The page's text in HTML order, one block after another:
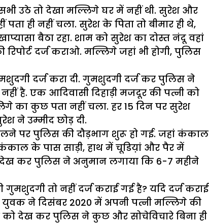
उठे तो देखा मल्लिगे घर में नहीं थी. सुरेश और
ही नहीं चला. सुरेश के पिता तो बीमार ही थे,
बैठा रहा. शाम को सुरेश का दोस्त नंदू वहां
दर्ज कराओ. मल्लिगे जहां भी होगी, पुलिस
दर्ज करा दी. गुमशुदगी दर्ज कर पुलिस ने
है. एक आदिवासी दिहाड़ी मजदूर की पत्नी को
का कुछ पता नहीं चला. हर 15 दिन पर सुरेश
ने उम्मीद छोड़ दी.
पर पुलिस की दौड़भाग शुरू हो गई. जहां कंकाल
कंकाल के पास साड़ी, हाथ में चूडिय़ां और पैर में
कर पुलिस ने अनुमान लगाया कि 6-7 महीने
तो नहीं दर्ज कराई गई है? यदि दर्ज कराई
ने दिसंबर 2020 में अपनी पत्नी मल्लिगे की
को देख कर पुलिस ने कुछ और सोचेविचारे बिना ही